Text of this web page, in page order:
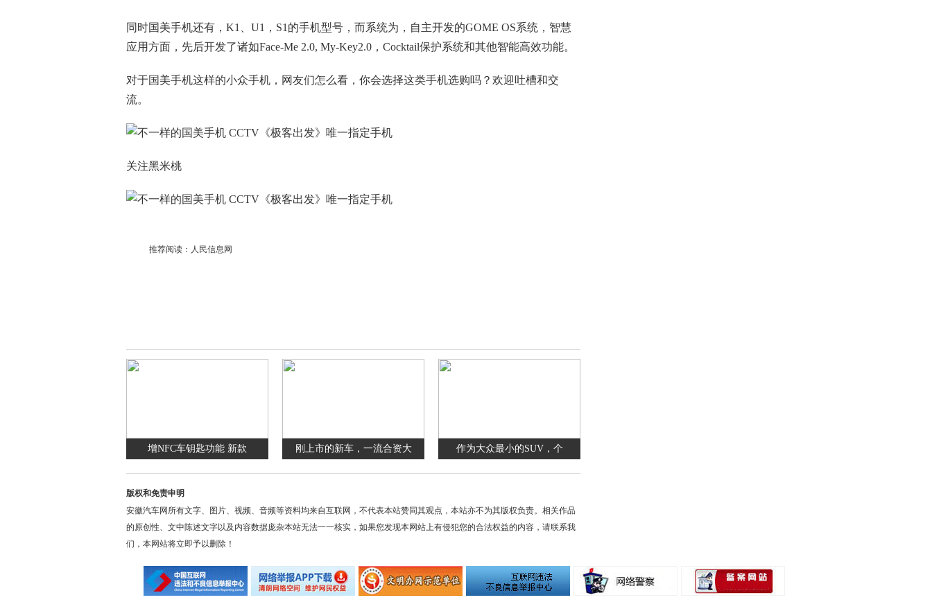
同时国美手机还有，K1、U1，S1的手机型号，而系统为，自主开发的GOME OS系统，智慧
应用方面，先后开发了诸如Face-Me 2.0, My-Key2.0，Cocktail保护系统和其他智能高效功能。
对于国美手机这样的小众手机，网友们怎么看，你会选择这类手机选购吗？欢迎吐槽和交
流。
关注黑米桃
推荐阅读： 人民信息网
增NFC车钥匙功能 新款 刚上市的新车，一流合资大 作为大众最小的SUV，个
版权和免责申明
安徽汽车网所有文字、图片、视频、音频等资料均来自互联网，不代表本站赞同其观点，本站亦不为其版权负责。相关作品
的原创性、文中陈述文字以及内容数据庞杂本站无法一一核实，如果您发现本网站上有侵犯您的合法权益的内容，请联系我
们，本网站将立即予以删除！